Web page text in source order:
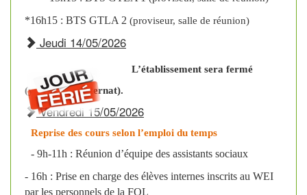
7 de nos élèves à la cérémonie de clôture au lycée hôtelier
*16h15 : BTS GTLA 2 (proviseur, salle de réunion)
Jeudi 14/05/2026
L’établissement sera fermé
(y compris l’internat).
Vendredi 15/05/2026
Reprise des cours selon l’emploi du temps
- 9h-11h : Réunion d’équipe des assistants sociaux
- 16h : Prise en charge des élèves internes inscrits au WEI
par les personnels de la FOL